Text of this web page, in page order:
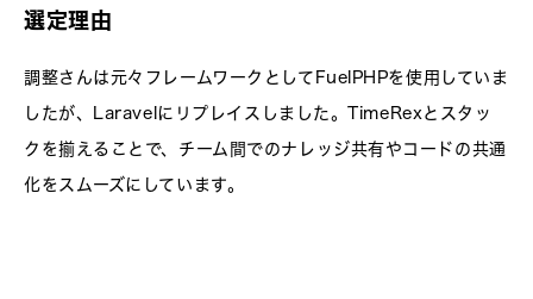
選定理由
調整さんは元々フレームワークとしてFuelPHPを使用していま
したが、Laravelにリプレイスしました。TimeRexとスタッ
クを揃えることで、チーム間でのナレッジ共有やコードの共通
化をスムーズにしています。